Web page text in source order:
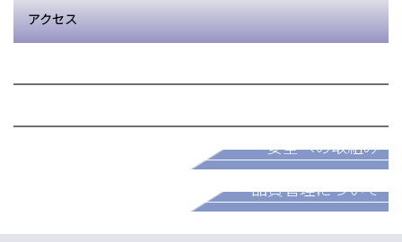
アクセス
パートナー募集
安全への取組み
品質管理について